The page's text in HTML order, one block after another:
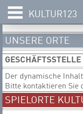
KULTUR123
UNSERE ORTE
Der dynamische
Bitte kontaktieren Sie
SPIELORTE